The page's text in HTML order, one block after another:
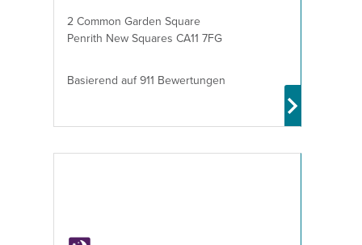
2 Common Garden Square
Penrith New Squares CA11 7FG
Basierend auf 911 Bewertungen